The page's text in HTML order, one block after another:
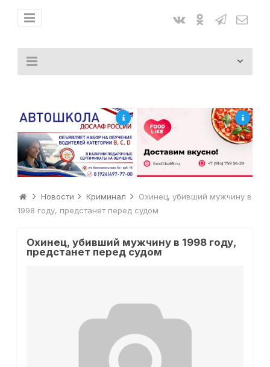
Новости Криминал
Охинец, убивший мужчину в
1998 году, предстанет перед судом
Охинец, убивший мужчину в 1998 году,
предстанет перед судом